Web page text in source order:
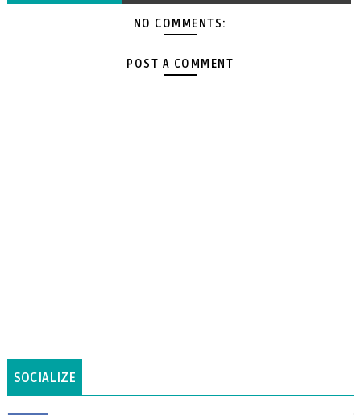
NO COMMENTS:
POST A COMMENT
SOCIALIZE